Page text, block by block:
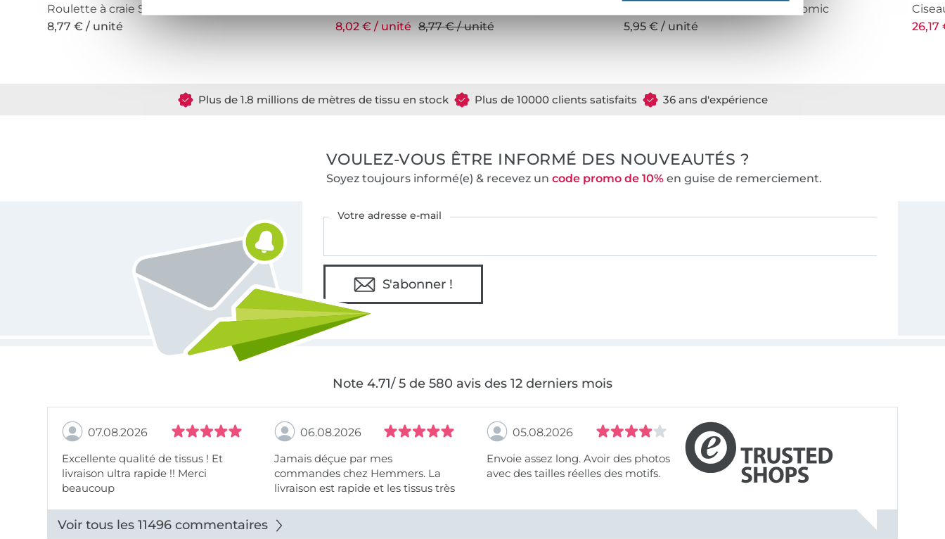
Roulette à craie Stick ergonomic
8,77 € / unité
8,02 € / unité 8,77 € / unité
Cartouche de craie jaune ergonomic
5,95 € / unité
Plus de 1.8 millions de mètres de tissu en stock Plus de 10000 clients satisfaits 36 ans d'expérience
VOULEZ-VOUS ÊTRE INFORMÉ DES NOUVEAUTÉS ?
Soyez toujours informé(e) & recevez un code promo de 10%en guise de remerciement.
Votre adresse e-mail
S'abonner !
Note 4.71/ 5 de 580 avis des 12 derniers mois
07.08.2026
Excellente qualité de tissus ! Et
livraison ultra rapide !! Merci
beaucoup
06.08.2026
Jamais déçue par mes
commandes chez Hemmers. La
livraison est rapide et les tissus très
05.08.2026
Envoie assez long. Avoir des photos
avec des tailles réelles des motifs.
Voir tous les 11496 commentaires